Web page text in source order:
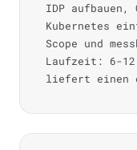
IDP aufbauen,
Kubernetes
Scope und
Laufzeit: 6-12
liefert einen